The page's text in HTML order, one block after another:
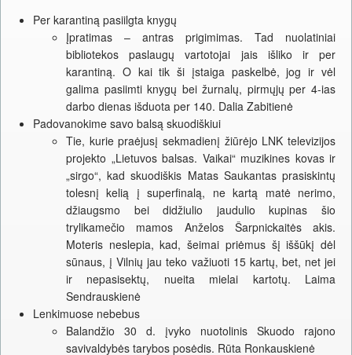
Per karantiną pasiilgta knygų
Įpratimas – antras prigimimas. Tad nuolatiniai
bibliotekos paslaugų vartotojai jais išliko ir per
karantiną. O kai tik ši įstaiga paskelbė, jog ir vėl
galima pasiimti knygų bei žurnalų, pirmųjų per 4-ias
darbo dienas išduota per 140. Dalia Zabitienė
Padovanokime savo balsą skuodiškiui
Tie, kurie praėjusį sekmadienį žiūrėjo LNK televizijos
projekto „Lietuvos balsas. Vaikai“ muzikines kovas ir
„sirgo“, kad skuodiškis Matas Saukantas prasiskintų
tolesnį kelią į superfinalą, ne kartą matė nerimo,
džiaugsmo bei didžiulio jaudulio kupinas šio
trylikamečio mamos Anželos Šarpnickaitės akis.
Moteris neslepia, kad, šeimai priėmus šį iššūkį dėl
sūnaus, į Vilnių jau teko važiuoti 15 kartų, bet, net jei
ir nepasisektų, nueita mielai kartotų. Laima
Sendrauskienė
Lenkimuose nebebus
Balandžio 30 d. įvyko nuotolinis Skuodo rajono
savivaldybės tarybos posėdis. Rūta Ronkauskienė